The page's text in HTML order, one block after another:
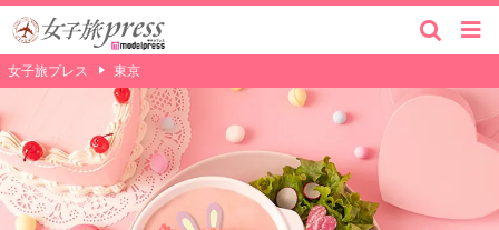
女子旅プレス 東京